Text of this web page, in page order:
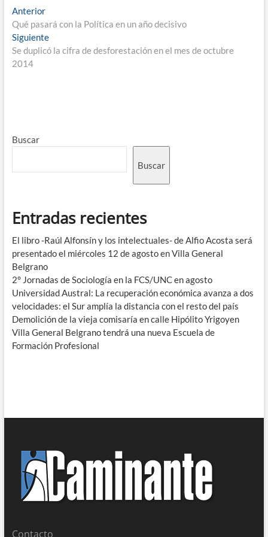
Anterior
Qué pasará con la Política en un año decisivo
Siguiente
Se duplicó la cifra de desforestación en el mes de octubre
2014
Buscar
Buscar
Entradas recientes
El libro -Raúl Alfonsín y los intelectuales- de Alfio Acosta será
presentado el miércoles 12 de agosto en Villa General
Belgrano
2° Jornadas de Sociología en la FCS/UNC en agosto
Universidad Austral: La recuperación económica avanza a dos
velocidades: el Sur amplía la distancia con el resto del país
Demolición de la vieja comisaría en calle Hipólito Yrigoyen
Villa General Belgrano tendrá una nueva Escuela de
Formación Profesional
Contacto